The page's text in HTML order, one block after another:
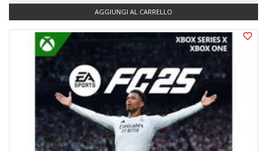
AGGIUNGI AL CARRELLO